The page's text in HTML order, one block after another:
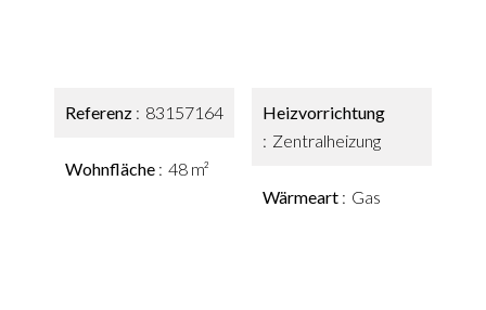
Referenz 83157164
Wohnfläche 48 m²
Heizvorrichtung
Zentralheizung
Wärmeart Gas